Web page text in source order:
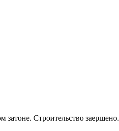
Строительство заершено.